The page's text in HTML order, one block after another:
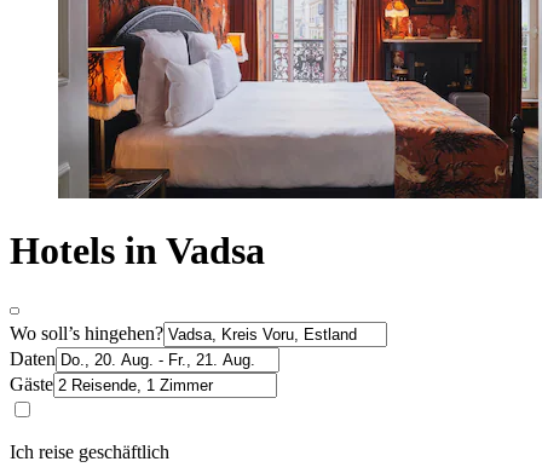
Hotels in Vadsa
Wo soll’s hingehen?
Daten
Gäste
Ich reise geschäftlich